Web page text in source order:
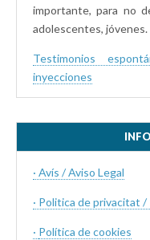
importante, para no
adolescentes, jóvenes.
Testimonios
inyecciones
· Avís / Aviso Legal
· Politica de privacitat
· Política de cookies